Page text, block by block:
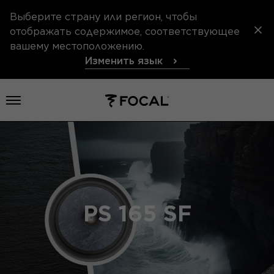
Выберите страну или регион, чтобы
отображать содержимое, соответствующее
вашему местоположению.
Изменить язык
Открыть меню
PS 165 SF